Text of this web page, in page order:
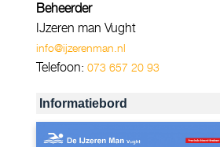
Beheerder
IJzeren man Vught
info@ijzerenman.nl
Telefoon: 073 657 20 93
Informatiebord